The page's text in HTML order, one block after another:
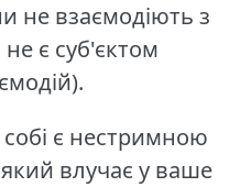
не взаємодіють з
є суб'єктом
собі є нестримною
влучає у ваше